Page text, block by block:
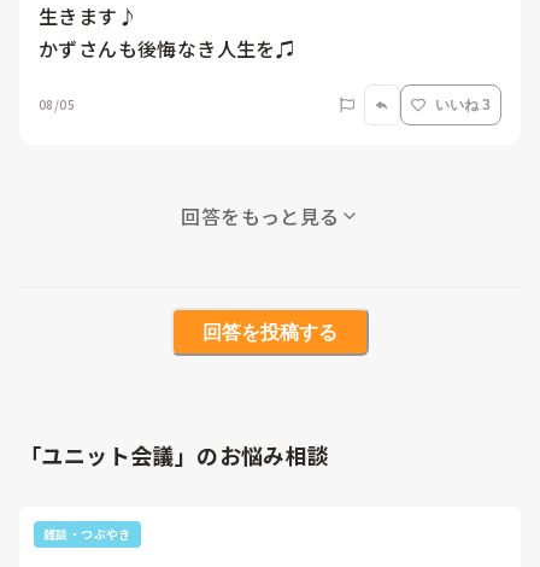
生きます♪
かずさんも後悔なき人生を♫
08/05 いいね 3
回答をもっと見る
回答を投稿する
「ユニット会議」のお悩み相談
雑談・つぶやき